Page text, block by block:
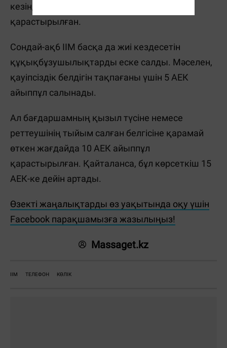
кезінде төлесе, 50 пайыз жеңілдік
қарастырылған.
Сондай-ақ6 ІІМ басқа да жиі кездесетін
құқықбұзушылықтарды еске салды. Мәселен,
қауіпсіздік белдігін тақпағаны үшін 5 АЕК
айыппұл салынады.
Ал бағдаршамның қызыл түсіне немесе
реттеушінің тыйым салған белгісіне қарамай
өткен жағдайда 10 АЕК айыппұл
қарастырылған. Қайталанса, бұл көрсеткіш 15
АЕК-ке дейін артады.
Өзекті жаңалықтарды өз уақытында оқу үшін
Facebook парақшамызға жазылыңыз!
Massaget.kz
ІІМ ТЕЛЕФОН КӨЛІК